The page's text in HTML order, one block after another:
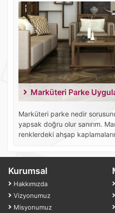
kazandırılmasıyla elde edilir.
Marküteri Parke
Marküteri parke nedir
yapsak doğru olur sanırım.
renklerdeki ahşap
yerleştirilerek boya
Kurumsal
Hakkımızda
Vizyonumuz
Misyonumuz